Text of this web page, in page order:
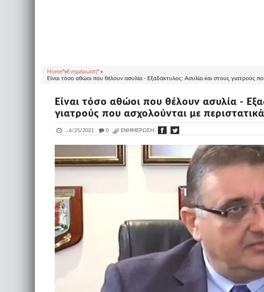
Home"»Ενημέρωση" »
Είναι τόσο αθώοι που θέλουν ασυλία - Εξαδάκτυλος: Ασυλία και στους γιατρούς
Είναι τόσο αθώοι που θέλουν ασυλία -
γιατρούς που ασχολούνται με
..6/25/2021 _ 0 ΕΝΗΜΈΡΩΣΗ,